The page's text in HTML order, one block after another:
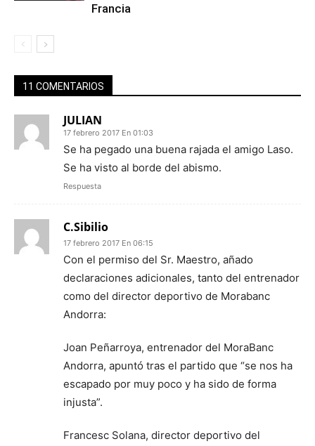
Francia
11 COMENTARIOS
JULIAN
17 febrero 2017 En 01:03
Se ha pegado una buena rajada el amigo Laso.
Se ha visto al borde del abismo.
Respuesta
C.Sibilio
17 febrero 2017 En 06:15
Con el permiso del Sr. Maestro, añado
declaraciones adicionales, tanto del entrenador
como del director deportivo de Morabanc
Andorra:
Joan Peñarroya, entrenador del MoraBanc
Andorra, apuntó tras el partido que “se nos ha
escapado por muy poco y ha sido de forma
injusta”.
Francesc Solana, director deportivo del